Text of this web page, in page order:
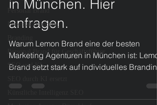
Personal Brand
Personal Branding
Personal Brand für Geschäftsführer
SEO und KI
Top Marketing Agenturen
in München. Hier
anfragen.
Warum Lemon Brand eine der besten
Brand setzt stark auf individuelles
Statt vorgefertigter Konzepte entwickelt die